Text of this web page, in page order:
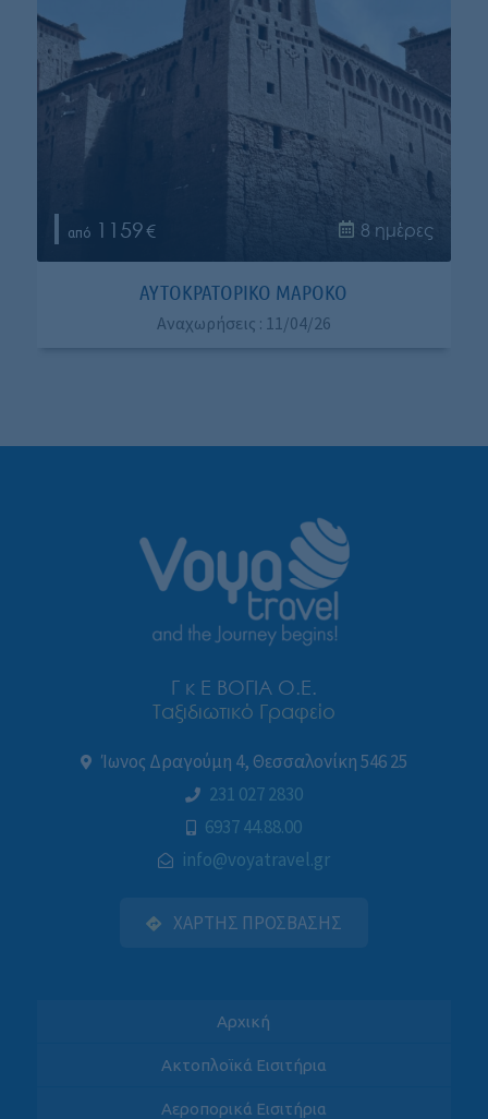
1159 8 ημέρες
ΑΥΤΟΚΡΑΤΟΡΙΚΟ MAPOKO
Αναχωρήσεις : 11/04/26
Γ κ Ε ΒΟΓΙΑ Ο.Ε.
Ταξιδιωτικό Γραφείο
Ίωνος Δραγούμη 4, Θεσσαλονίκη 546 25
231 027 2830
6937 44.88.00
info@voyatravel.gr
ΧΑΡΤΗΣ ΠΡΟΣΒΑΣΗΣ
Αρχική
Ακτοπλοϊκά Εισιτήρια
Αεροπορικά Εισιτήρια